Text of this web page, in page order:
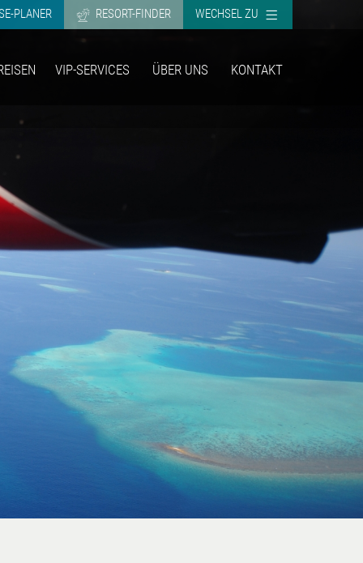
PLANER RESORT-FINDER WECHSEL ZU
VIP-SERVICES ÜBER UNS KONTAKT